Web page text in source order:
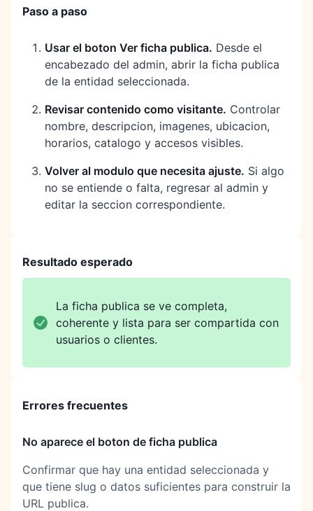
Paso a paso
Usar el boton Ver ficha publica. Desde el
encabezado del admin, abrir la ficha publica
de la entidad seleccionada.
Revisar contenido como visitante. Controlar
nombre, descripcion, imagenes, ubicacion,
horarios, catalogo y accesos visibles.
Volver al modulo que necesita ajuste. Si algo
no se entiende o falta, regresar al admin y
editar la seccion correspondiente.
Resultado esperado
La ficha publica se ve completa,
coherente y lista para ser compartida con
usuarios o clientes.
Errores frecuentes
No aparece el boton de ficha publica
Confirmar que hay una entidad seleccionada y
que tiene slug o datos suficientes para construir la
URL publica.